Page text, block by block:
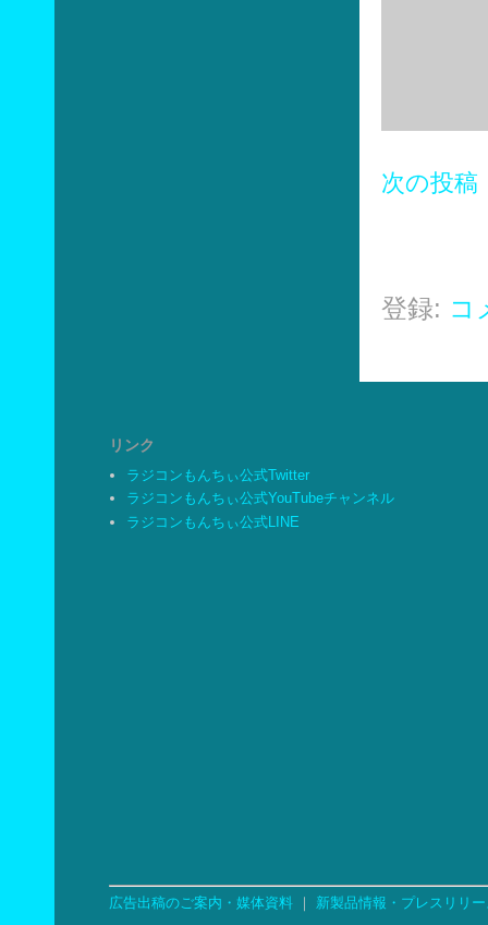
次の投稿
登録: コ
リンク
ラジコンもんちぃ公式Twitter
ラジコンもんちぃ公式YouTubeチャンネル
ラジコンもんちぃ公式LINE
広告出稿のご案内・媒体資料 ｜ 新製品情報・プレスリリ